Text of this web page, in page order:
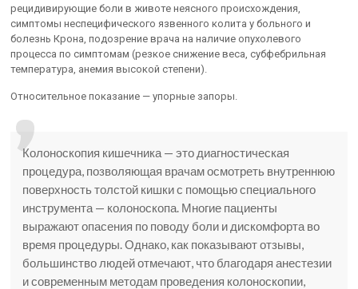
рецидивирующие боли в животе неясного происхождения,
симптомы неспецифического язвенного колита у больного и
болезнь Крона, подозрение врача на наличие опухолевого
процесса по симптомам (резкое снижение веса, субфебрильная
температура, анемия высокой степени).
Относительное показание — упорные запоры.
Колоноскопия кишечника — это диагностическая
процедура, позволяющая врачам осмотреть внутреннюю
поверхность толстой кишки с помощью специального
инструмента — колоноскопа. Многие пациенты
выражают опасения по поводу боли и дискомфорта во
время процедуры. Однако, как показывают отзывы,
большинство людей отмечают, что благодаря анестезии
и современным методам проведения колоноскопии,